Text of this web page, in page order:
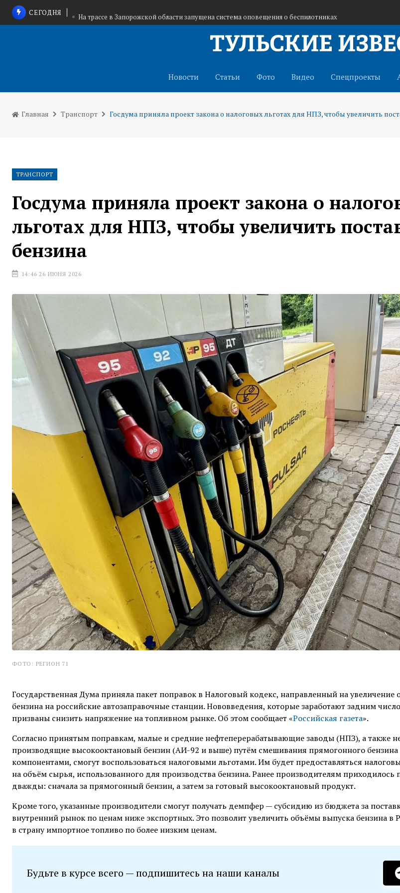
СЕГОДНЯ На трассе в Запорожской области запущена система оповещения о беспилотниках
В Тульской области объявлена ракетная опасность
Новости Статьи Фото Видео Спецпроекты
Главная Транспорт Госдума приняла проект закона о налоговых льготах для НПЗ, чтобы увеличить
ТРАНСПОРТ
Госдума приняла проект закона о
льготах для НПЗ, чтобы увеличить
бензина
14:46 26 ИЮНЯ 2026
ФОТО: РЕГИОН 71
Государственная Дума приняла пакет поправок в Налоговый кодекс, направленный на увеличение
бензина на российские автозаправочные станции. Нововведения, которые заработают задним
призваны снизить напряжение на топливном рынке. Об этом сообщает «Российская газета».
Согласно принятым поправкам, малые и средние нефтеперерабатывающие заводы (НПЗ), а также
производящие высокооктановый бензин (АИ-92 и выше) путём смешивания прямогонного
компонентами, смогут воспользоваться налоговыми льготами. Им будет предоставляться
на объём сырья, использованного для производства бензина. Ранее производителям приходилось
дважды: сначала за прямогонный бензин, а затем за готовый высокооктановый продукт.
Кроме того, указанные производители смогут получать демпфер — субсидию из бюджета за
внутренний рынок по ценам ниже экспортных. Это позволит увеличить объёмы выпуска бензина в
в страну импортное топливо по более низким ценам.
Будьте в курсе всего — подпишитесь на наши каналы